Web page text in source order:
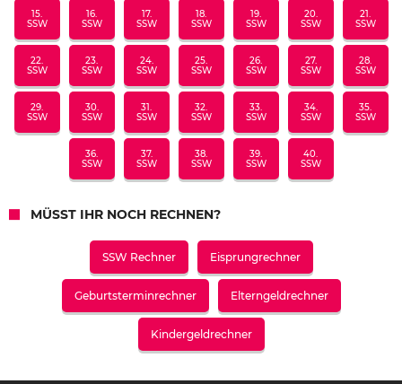
15.
SSW
16.
SSW
17.
SSW
18.
SSW
19.
SSW
20.
SSW
21.
SSW
22.
SSW
23.
SSW
24.
SSW
25.
SSW
26.
SSW
27.
SSW
28.
SSW
29.
SSW
30.
SSW
31.
SSW
32.
SSW
33.
SSW
34.
SSW
35.
SSW
36.
SSW
37.
SSW
38.
SSW
39.
SSW
40.
SSW
MÜSST IHR NOCH RECHNEN?
SSW Rechner Eisprungrechner
Geburtsterminrechner Elterngeldrechner
Kindergeldrechner